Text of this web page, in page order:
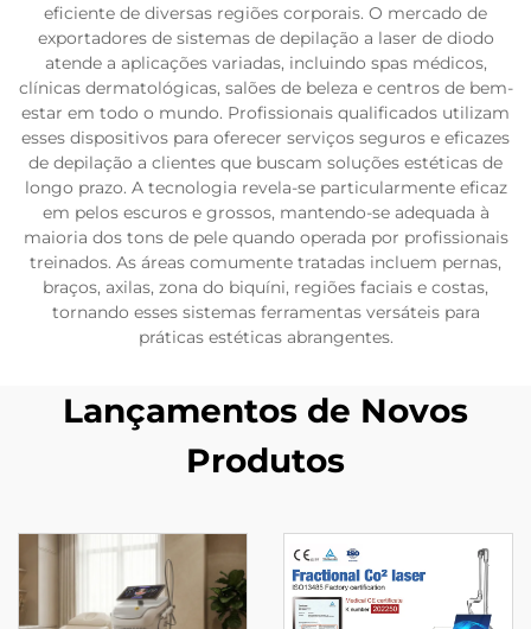
eficiente de diversas regiões corporais. O mercado de
exportadores de sistemas de depilação a laser de diodo
atende a aplicações variadas, incluindo spas médicos,
clínicas dermatológicas, salões de beleza e centros de bem-
estar em todo o mundo. Profissionais qualificados utilizam
esses dispositivos para oferecer serviços seguros e eficazes
de depilação a clientes que buscam soluções estéticas de
longo prazo. A tecnologia revela-se particularmente eficaz
em pelos escuros e grossos, mantendo-se adequada à
maioria dos tons de pele quando operada por profissionais
treinados. As áreas comumente tratadas incluem pernas,
braços, axilas, zona do biquíni, regiões faciais e costas,
tornando esses sistemas ferramentas versáteis para
práticas estéticas abrangentes.
Lançamentos de Novos
Produtos